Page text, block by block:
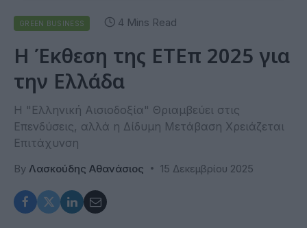
GREEN BUSINESS 4 Mins Read
Η Έκθεση της ΕΤΕπ 2025 για
την Ελλάδα
Η "Ελληνική Αισιοδοξία" Θριαμβεύει στις
Επενδύσεις, αλλά η Δίδυμη Μετάβαση Χρειάζεται
Επιτάχυνση
By Λασκούδης Αθανάσιος 15 Δεκεμβρίου 2025